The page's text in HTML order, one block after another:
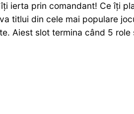
ierta prin comandant! Ce îți
titlui din cele mai populare
Aiest slot termina când 5